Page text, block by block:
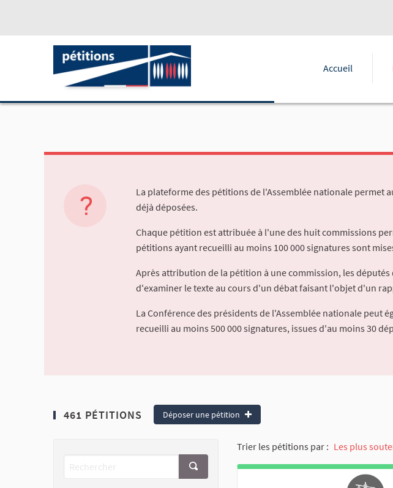
Accueil
La plateforme des pétitions de l'Assemblée nationale permet
déjà déposées.
Chaque pétition est attribuée à l'une des huit commissions
pétitions ayant recueilli au moins 100 000 signatures sont
Après attribution de la pétition à une commission, les
d'examiner le texte au cours d'un débat faisant l'objet d'un
La Conférence des présidents de l'Assemblée nationale peut
recueilli au moins 500 000 signatures, issues d'au moins 30
461 PÉTITIONS Déposer une pétition
Trier les pétitions par : Les plus